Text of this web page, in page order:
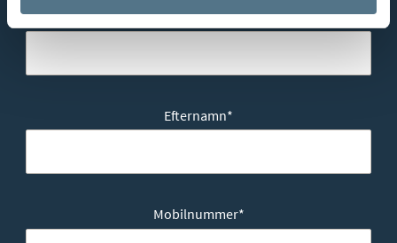
Förnamn*
Efternamn*
Mobilnummer*